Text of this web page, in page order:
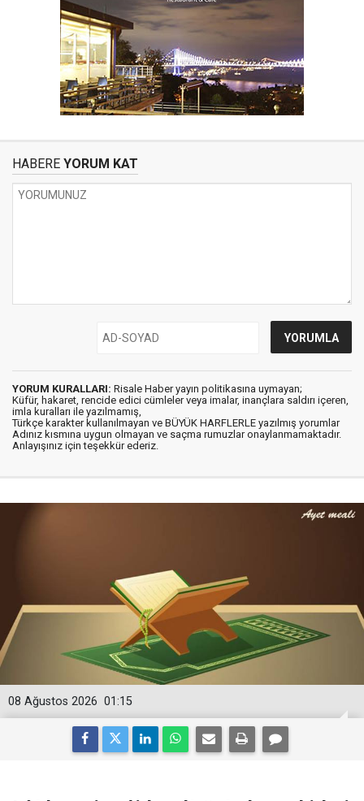
HABERE YORUM KAT
YORUM KURALLARI: Risale Haber yayın politikasına uymayan;
Küfür, hakaret, rencide edici cümleler veya imalar, inançlara saldırı içeren,
imla kuralları ile yazılmamış,
Türkçe karakter kullanılmayan ve BÜYÜK HARFLERLE yazılmış yorumlar
Adınız kısmına uygun olmayan ve saçma rumuzlar onaylanmamaktadır.
Anlayışınız için teşekkür ederiz.
01:15
08 Ağustos 2026